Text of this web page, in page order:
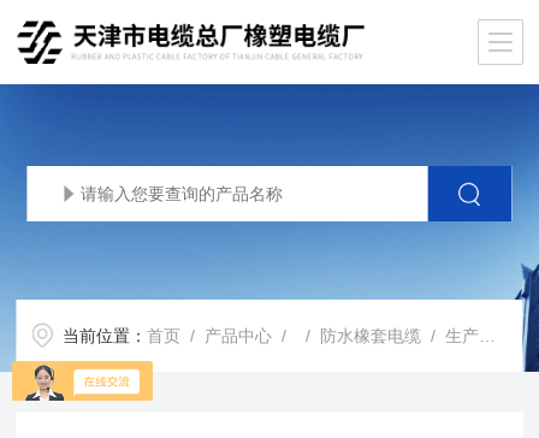
当前位置：首页 / 产品中心 / / 防水橡套电缆 / 生产基地JHS圆形防水电缆3*185mm2电缆价格